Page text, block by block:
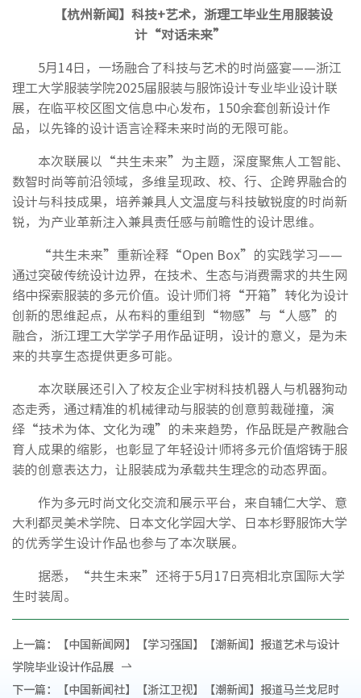
【杭州新闻】科技+艺术，浙理工毕业生用服装设
计“对话未来”
5月14日，一场融合了科技与艺术的时尚盛宴——浙江
理工大学服装学院2025届服装与服饰设计专业毕业设计联
展，在临平校区图文信息中心发布，150余套创新设计作
品，以先锋的设计语言诠释未来时尚的无限可能。
本次联展以“共生未来”为主题，深度聚焦人工智能、
数智时尚等前沿领域，多维呈现政、校、行、企跨界融合的
设计与科技成果，培养兼具人文温度与科技敏锐度的时尚新
锐，为产业革新注入兼具责任感与前瞻性的设计思维。
“共生未来”重新诠释“Open Box”的实践学习——
通过突破传统设计边界，在技术、生态与消费需求的共生网
络中探索服装的多元价值。设计师们将“开箱”转化为设计
创新的思维起点，从布料的重组到“物感”与“人感”的
融合，浙江理工大学学子用作品证明，设计的意义，是为未
来的共享生态提供更多可能。
本次联展还引入了校友企业宇树科技机器人与机器狗动
态走秀，通过精准的机械律动与服装的创意剪裁碰撞，演
绎“技术为体、文化为魂”的未来趋势，作品既是产教融合
育人成果的缩影，也彰显了年轻设计师将多元价值熔铸于服
装的创意表达力，让服装成为承载共生理念的动态界面。
作为多元时尚文化交流和展示平台，来自辅仁大学、意
大利都灵美术学院、日本文化学园大学、日本杉野服饰大学
的优秀学生设计作品也参与了本次联展。
据悉，“共生未来”还将于5月17日亮相北京国际大学
生时装周。
上一篇：
【中国新闻网】【学习强国】【潮新闻】报道艺术与设计
学院毕业设计作品展
下一篇：
【中国新闻社】【浙江卫视】【潮新闻】报道马兰戈尼时